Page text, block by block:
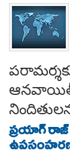
ఆనవాయితీ
ప్రయాగ్ రాజ్